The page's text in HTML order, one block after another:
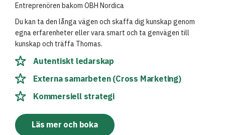
Entreprenören bakom OBH Nordica
Du kan ta den långa vägen och skaffa dig kunskap genom
egna erfarenheter eller vara smart och ta genvägen till
kunskap och träffa Thomas.
Autentiskt ledarskap
Externa samarbeten (Cross Marketing)
Kommersiell strategi
Läs mer och boka